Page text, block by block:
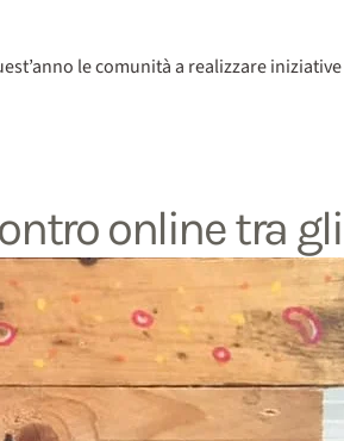
le comunità a realizzare
online tra